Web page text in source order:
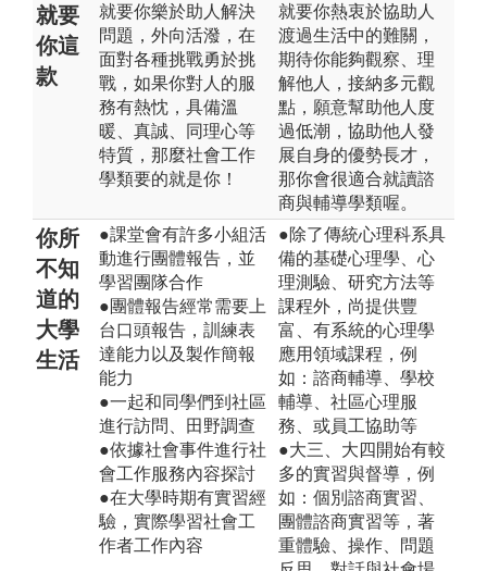
就要
你這
款
就要你樂於助人解決
問題，外向活潑，在
面對各種挑戰勇於挑
戰，如果你對人的服
務有熱忱，具備溫
暖、真誠、同理心等
特質，那麼社會工作
學類要的就是你！
就要你熱衷於協助人
渡過生活中的難關，
期待你能夠觀察、理
解他人，接納多元觀
點，願意幫助他人度
過低潮，協助他人發
展自身的優勢長才，
那你會很適合就讀諮
商與輔導學類喔。
你所
不知
道的
大學
生活
●課堂會有許多小組活
動進行團體報告，並
學習團隊合作
●團體報告經常需要上
台口頭報告，訓練表
達能力以及製作簡報
能力
●一起和同學們到社區
進行訪問、田野調查
●依據社會事件進行社
會工作服務內容探討
●在大學時期有實習經
驗，實際學習社會工
作者工作內容
●除了傳統心理科系具
備的基礎心理學、心
理測驗、研究方法等
課程外，尚提供豐
富、有系統的心理學
應用領域課程，例
如：諮商輔導、學校
輔導、社區心理服
務、或員工協助等
●大三、大四開始有較
多的實習與督導，例
如：個別諮商實習、
團體諮商實習等，著
重體驗、操作、問題